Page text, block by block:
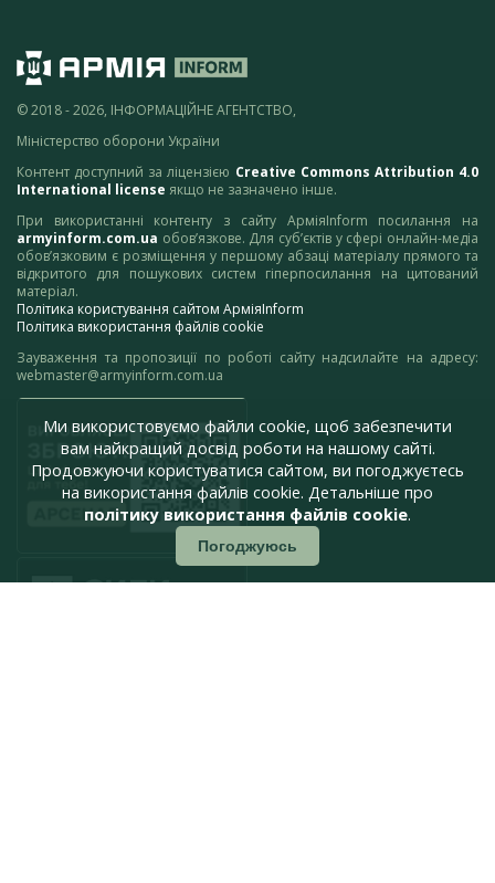
© 2018 - 2026, ІНФОРМАЦІЙНЕ АГЕНТСТВО,
Міністерство оборони України
Контент доступний за ліцензією Creative Commons Attribution 4.0
International license якщо не зазначено інше.
При використанні контенту з сайту АрміяInform посилання на
armyinform.com.ua обов’язкове. Для суб’єктів у сфері онлайн-медіа
обов’язковим є розміщення у першому абзаці матеріалу прямого та
відкритого для пошукових систем гіперпосилання на цитований
матеріал.
Політика користування сайтом АрміяInform
Політика використання файлів cookie
Зауваження та пропозиції по роботі сайту надсилайте на адресу:
webmaster@armyinform.com.ua
Ми використовуємо файли cookie, щоб забезпечити
вам найкращий досвід роботи на нашому сайті.
Продовжуючи користуватися сайтом, ви погоджуєтесь
на використання файлів cookie. Детальніше про
політику використання файлів cookie.
Погоджуюсь